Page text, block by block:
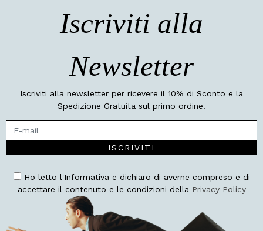
Iscriviti alla
Newsletter
Iscriviti alla newsletter per ricevere il 10% di Sconto e la
Spedizione Gratuita sul primo ordine.
ISCRIVITI
Ho letto l'Informativa e dichiaro di averne compreso e di
accettare il contenuto e le condizioni della Privacy Policy